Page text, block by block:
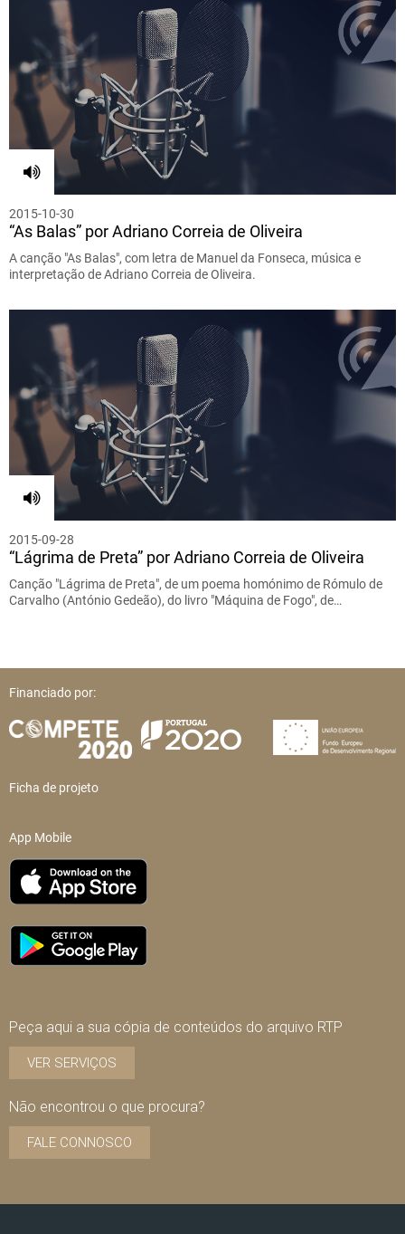
2015-10-30
“As Balas” por Adriano Correia de Oliveira
A canção "As Balas", com letra de Manuel da Fonseca, música e
interpretação de Adriano Correia de Oliveira.
2015-09-28
“Lágrima de Preta” por Adriano Correia de Oliveira
Canção "Lágrima de Preta", de um poema homónimo de Rómulo de
Carvalho (António Gedeão), do livro "Máquina de Fogo", de…
Financiado por:
Ficha de projeto
App Mobile
Peça aqui a sua cópia de conteúdos do arquivo RTP
VER SERVIÇOS
Não encontrou o que procura?
FALE CONNOSCO